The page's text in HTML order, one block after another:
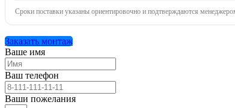
Сроки поставки указаны ориентировочно и подтверждаются
Заказать монтаж
Ваше имя
Ваш телефон
Ваши пожелания